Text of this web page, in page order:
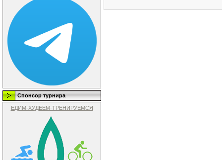
Спонсор турнира
ЕДИМ-ХУДЕЕМ-ТРЕНИРУЕМСЯ